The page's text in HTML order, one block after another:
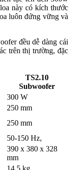
này có kích thước
luôn đứng vững và
đều dễ dàng cái
trên thị trường, đặc
TS2.10
Subwoofer
300 W
250 mm
250 mm
50-150 Hz,
390 x 380 x 328
mm
14.5 kg